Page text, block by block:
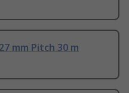
mm Pitch 30 m